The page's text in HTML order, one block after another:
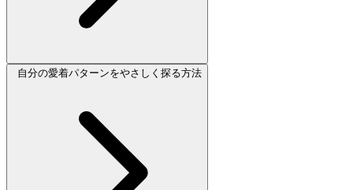
自分の愛着パターンをやさしく探る方法